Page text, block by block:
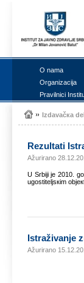
О nаmа
Оrgаnizаciја
Prаvilnici
Izdаvаčка
Rеzultаti
Ažurirano
U Srbiјi је 2010.
ugоstitеljsкim
Istrаživаnjе
Ažurirano